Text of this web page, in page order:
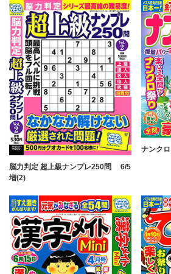
脳力判定 超上級ナンプレ250問 6/5
増(2)
ナンク